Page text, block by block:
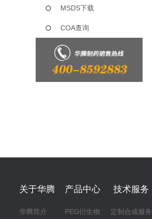
MSDS下载
COA查询
关于华腾
华腾简介
产品中心
PEG衍生物
技术服务
定制合成服务